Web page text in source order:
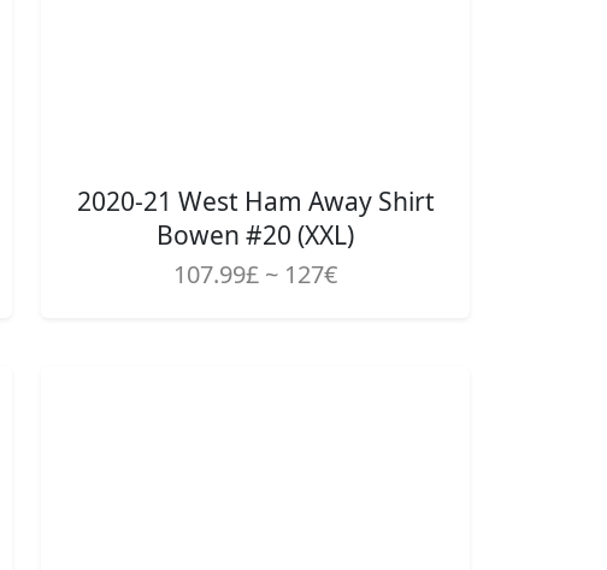
2020-21 West Ham Away Shirt
Bowen #20 (XXL)
107.99£ ~ 127€